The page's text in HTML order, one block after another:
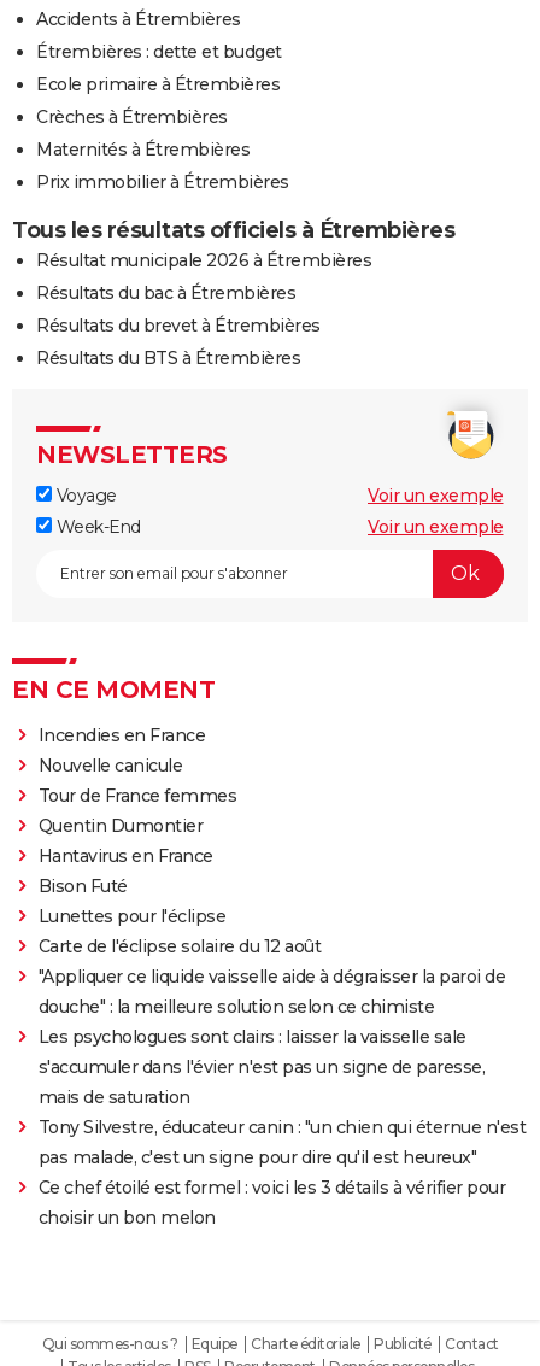
Accidents à Étrembières
Étrembières : dette et budget
Ecole primaire à Étrembières
Crèches à Étrembières
Maternités à Étrembières
Prix immobilier à Étrembières
Tous les résultats officiels à Étrembières
Résultat municipale 2026 à Étrembières
Résultats du bac à Étrembières
Résultats du brevet à Étrembières
Résultats du BTS à Étrembières
NEWSLETTERS
Voyage
Voir un exemple
Week-End
Voir un exemple
EN CE MOMENT
Incendies en France
Nouvelle canicule
Tour de France femmes
Quentin Dumontier
Hantavirus en France
Bison Futé
Lunettes pour l'éclipse
Carte de l'éclipse solaire du 12 août
"Appliquer ce liquide vaisselle aide à dégraisser la paroi de
douche" : la meilleure solution selon ce chimiste
Les psychologues sont clairs : laisser la vaisselle sale
s'accumuler dans l'évier n'est pas un signe de paresse,
mais de saturation
Tony Silvestre, éducateur canin : "un chien qui éternue n'est
pas malade, c'est un signe pour dire qu'il est heureux"
Ce chef étoilé est formel : voici les 3 détails à vérifier pour
choisir un bon melon
Qui sommes-nous ? Equipe Charte éditoriale Publicité
Contact